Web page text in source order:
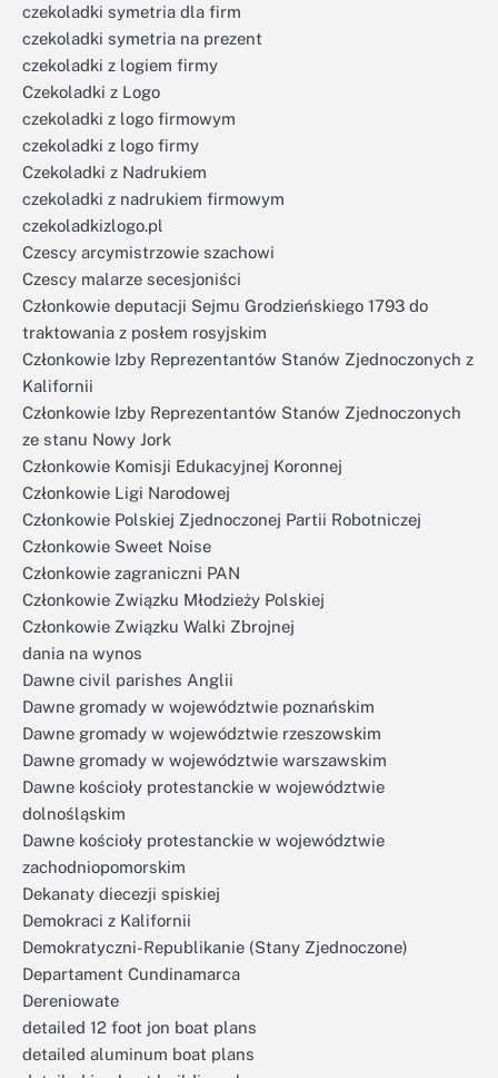
czekoladki symetria dla firm
czekoladki symetria na prezent
czekoladki z logiem firmy
Czekoladki z Logo
czekoladki z logo firmowym
czekoladki z logo firmy
Czekoladki z Nadrukiem
czekoladki z nadrukiem firmowym
czekoladkizlogo.pl
Czescy arcymistrzowie szachowi
Czescy malarze secesjoniści
Członkowie deputacji Sejmu Grodzieńskiego 1793 do
traktowania z posłem rosyjskim
Członkowie Izby Reprezentantów Stanów Zjednoczonych z
Kalifornii
Członkowie Izby Reprezentantów Stanów Zjednoczonych
ze stanu Nowy Jork
Członkowie Komisji Edukacyjnej Koronnej
Członkowie Ligi Narodowej
Członkowie Polskiej Zjednoczonej Partii Robotniczej
Członkowie Sweet Noise
Członkowie zagraniczni PAN
Członkowie Związku Młodzieży Polskiej
Członkowie Związku Walki Zbrojnej
dania na wynos
Dawne civil parishes Anglii
Dawne gromady w województwie poznańskim
Dawne gromady w województwie rzeszowskim
Dawne gromady w województwie warszawskim
Dawne kościoły protestanckie w województwie
dolnośląskim
Dawne kościoły protestanckie w województwie
zachodniopomorskim
Dekanaty diecezji spiskiej
Demokraci z Kalifornii
Demokratyczni-Republikanie (Stany Zjednoczone)
Departament Cundinamarca
Dereniowate
detailed 12 foot jon boat plans
detailed aluminum boat plans